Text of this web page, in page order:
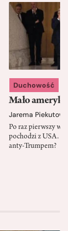
Duchowość
Mało
Jarema
Po raz pierwszy w
pochodzi z USA.
anty-Trumpem?